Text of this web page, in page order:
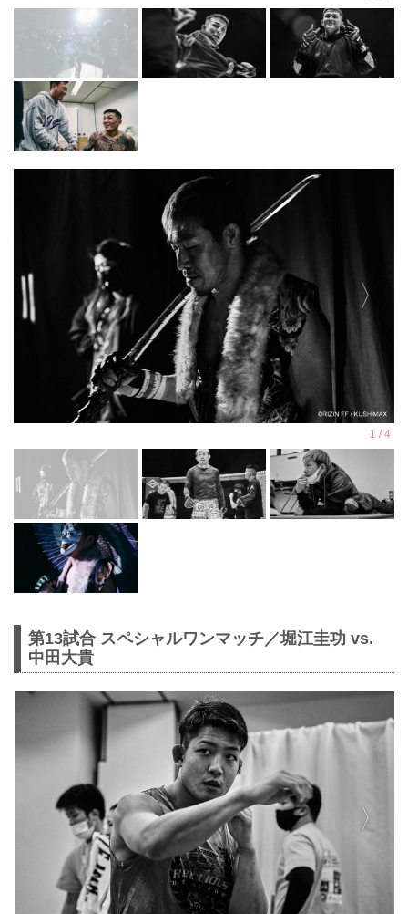
第13試合 スペシャルワンマッチ／堀江圭功 vs.
中田大貴